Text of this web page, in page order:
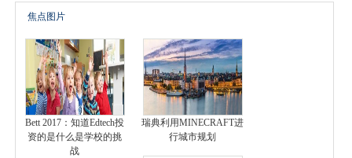
焦点图片
Bett 2017：知道Edtech投
资的是什么是学校的挑
战
瑞典利用MINECRAFT进
行城市规划